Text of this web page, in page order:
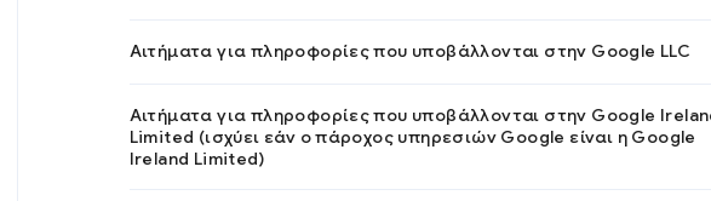
Αιτήματα για πληροφορίες που υποβάλλονται στην Google LLC
Αιτήματα για πληροφορίες που υποβάλλονται στην Google
Limited (ισχύει εάν ο πάροχος υπηρεσιών Google είναι η Google
Ireland Limited)